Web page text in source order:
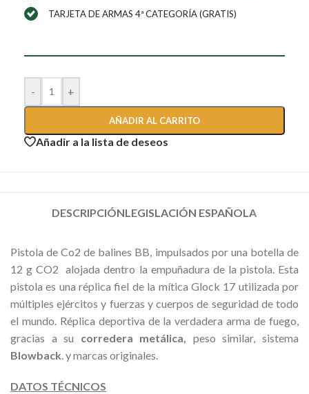
TARJETA DE ARMAS 4ª CATEGORÍA (GRATIS)
- +
AÑADIR AL CARRITO
Añadir a la lista de deseos
DESCRIPCIÓNLEGISLACIÓN ESPAÑOLA
Pistola de Co2 de balines BB, impulsados por una botella de
12 g CO2 alojada dentro la empuñadura de la pistola. Esta
pistola es una réplica fiel de la mítica Glock 17 utilizada por
múltiples ejércitos y fuerzas y cuerpos de seguridad de todo
el mundo. Réplica deportiva de la verdadera arma de fuego,
gracias a su corredera metálica, peso similar, sistema
Blowback. y marcas originales.
DATOS TÉCNICOS